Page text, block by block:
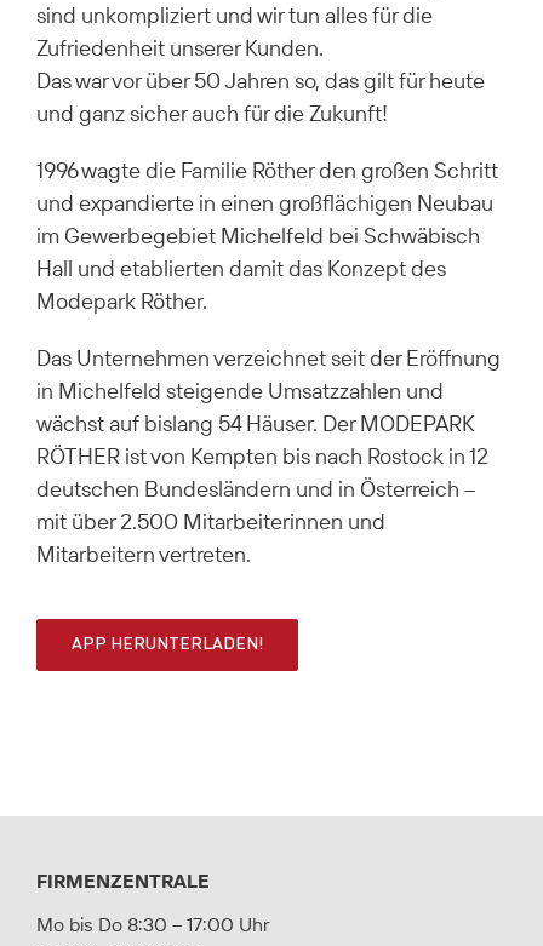
sind unkompliziert und wir tun alles für die
Zufriedenheit unserer Kunden.
Das war vor über 50 Jahren so, das gilt für heute
und ganz sicher auch für die Zukunft!
1996 wagte die Familie Röther den großen Schritt
und expandierte in einen großflächigen Neubau
im Gewerbegebiet Michelfeld bei Schwäbisch
Hall und etablierten damit das Konzept des
Modepark Röther.
Das Unternehmen verzeichnet seit der Eröffnung
in Michelfeld steigende Umsatzzahlen und
wächst auf bislang 54 Häuser. Der MODEPARK
RÖTHER ist von Kempten bis nach Rostock in 12
deutschen Bundesländern und in Österreich –
mit über 2.500 Mitarbeiterinnen und
Mitarbeitern vertreten.
APP HERUNTERLADEN!
FIRMENZENTRALE
Mo bis Do 8:30 – 17:00 Uhr